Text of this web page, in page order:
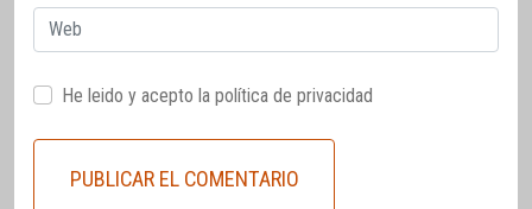
Web
He leido y acepto la política de privacidad